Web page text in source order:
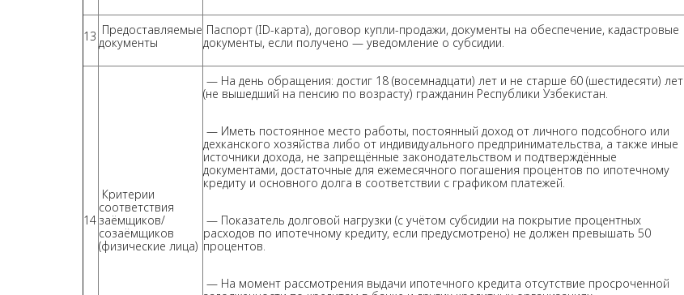
13 Предоставляемые
документы
Паспорт (ID-карта), договор купли-продажи, документы на обеспечение, кадастровые
документы, если получено — уведомление о субсидии.
14
Критерии
соответствия
заёмщиков/
созаёмщиков
(физические лица)
— На день обращения: достиг 18 (восемнадцати) лет и не старше 60 (шестидесяти) лет
(не вышедший на пенсию по возрасту) гражданин Республики Узбекистан.
— Иметь постоянное место работы, постоянный доход от личного подсобного или
дехканского хозяйства либо от индивидуального предпринимательства, а также иные
источники дохода, не запрещённые законодательством и подтверждённые
документами, достаточные для ежемесячного погашения процентов по ипотечному
кредиту и основного долга в соответствии с графиком платежей.
— Показатель долговой нагрузки (с учётом субсидии на покрытие процентных
расходов по ипотечному кредиту, если предусмотрено) не должен превышать 50
процентов.
— На момент рассмотрения выдачи ипотечного кредита отсутствие просроченной